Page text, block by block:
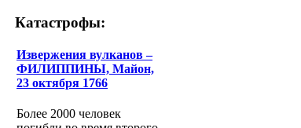
Катастрофы:
Извержения вулканов –
ФИЛИППИНЫ, Майон,
23 октября 1766
Более 2000 человек